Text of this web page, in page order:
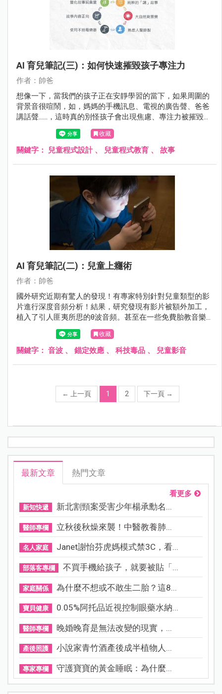
AI 育兒筆記(三)：如何快速摧毀孩子專注力
作者：帥爸
想像一下，當我們的孩子正在安靜學習的當下，如果周圍的
背景音很喧鬧，如，媽媽的手機訊息、電視的廣告聲、爸爸
講話聲......，這時真的別怪孩子會出現焦慮、專注力被摧毀的
情形了。這些是環境造成的啊！
收藏
關鍵字： 兒童程式設計、 兒童程式教育 、 故事
AI 育兒筆記(二)：兒童上癮術
作者：帥爸
國外研究近期有驚人的發現！有專家特別針對兒童類型的影
片進行深度音頻分析！結果，研究發現有影片被額外加工，
植入了引人匪夷所思的θ波音頻。甚至在一些免費胎教音樂
裡，也發現能引發這種特殊頻率的音波。 這些聲音波段成人
是聽不到的。
收藏
關鍵字： 音波 、 錨定效應 、 科技毒品 、 兒童影音
← 上一頁 1 2 下一頁 →
最新文章 熱門文章
看更多
新知快遞 新北割頸案受害少年楊承勳名...
醫師專欄 立秋後秋燥來襲！中醫教養肺...
名人家庭 Janet謝怡芬虎媽模式禁3C，看...
部落客專欄 不買手機給孩子，就要被貼「...
家庭關係 為什麼不想或不敢生二胎？這8...
寶貝健康 0.05%阿托品近視控制眼藥水納...
醫師專欄 晚婚晚育是無法改變的現實，...
產後照護 小說家青竹酒產後成半植物人...
專家專欄 守護寶寶的黃金睡眠：為什麼...